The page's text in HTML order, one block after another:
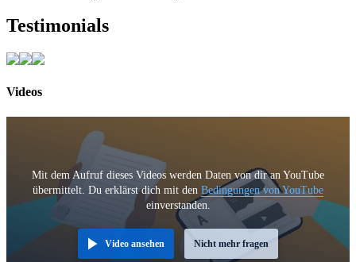
Testimonials
Videos
Mit dem Aufruf dieses Videos werden Daten von dir an YouTube
übermittelt. Du erklärst dich mit den Bedingungen von YouTube
einverstanden.
Video ansehen Nicht mehr fragen